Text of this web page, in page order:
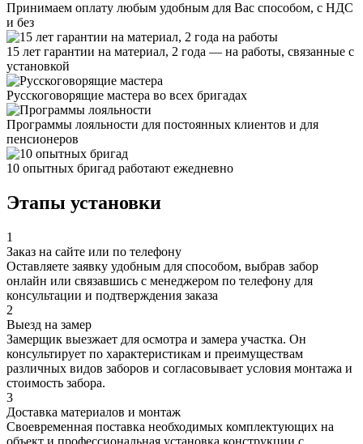
Принимаем оплату любым удобным для Вас способом, с НДС
и без
15 лет гарантии на материал, 2 года — на работы, связанные с
установкой
Русскоговорящие мастера во всех бригадах
Программы лояльности для постоянных клиентов и для
пенсионеров
10 опытных бригад работают ежедневно
Этапы установки
1
Заказ на сайте или по телефону
Оставляете заявку удобным для способом, выбрав забор
онлайн или связавшись с менеджером по телефону для
консультации и подтверждения заказа
2
Выезд на замер
Замерщик выезжает для осмотра и замера участка. Он
консультирует по характеристикам и преимуществам
различных видов заборов и согласовывает условия монтажа и
стоимость забора.
3
Доставка материалов и монтаж
Своевременная поставка необходимых комплектующих на